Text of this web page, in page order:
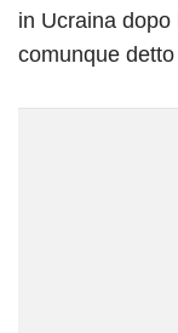
in Ucraina dopo
comunque